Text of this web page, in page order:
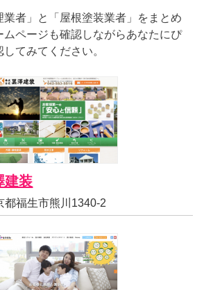
業者」と「屋根塗装業者」をまとめ
ムページも確認しながらあなたにぴ
てみてください。
建装
都福生市熊川1340-2